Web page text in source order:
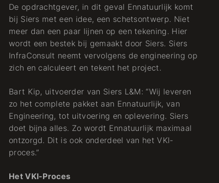
De opdrachtgever, in dit geval Ennatuurlijk komt
bij Siers met een idee, een schetsontwerp. Niet
meer dan een paar lijnen op een tekening. Hier
wordt een bestek bij gemaakt door Siers. Siers
InfraConsult neemt vervolgens de engineering op
zich en calculeert en tekent het project.
Bart Kip, uitvoerder van Siers L&M: “Wij leveren
zo het complete pakket aan Ennatuurlijk, van
Engineering, tot uitvoering en oplevering. Siers
doet bijna alles. Zo wordt Ennatuurlijk maximaal
ontzorgd. Dit is ook onderdeel van het VKI-
proces.”
Het VKI-Proces